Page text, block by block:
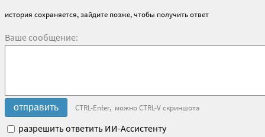
история сохраняется, зайдите позже, чтобы получить ответ
Ваше сообщение:
CTRL-Enter, можно CTRL-V скриншота
разрешить ответить ИИ-Ассистенту